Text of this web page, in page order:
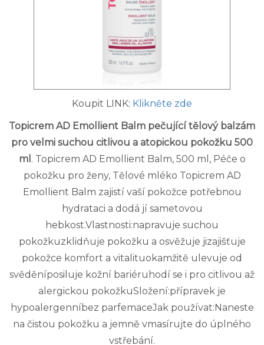
Koupit LINK: Klikněte zde
Topicrem AD Emollient Balm pečující tělový balzám
pro velmi suchou citlivou a atopickou pokožku 500
ml . Topicrem AD Emollient Balm, 500 ml, Péče o
pokožku pro ženy, Tělové mléko Topicrem AD
Emollient Balm zajistí vaší pokožce potřebnou
hydrataci a dodá jí sametovou
hebkost.Vlastnosti:napravuje suchou
pokožkuzklidňuje pokožku a osvěžuje jizajišťuje
pokožce komfort a vitalituokamžitě ulevuje od
svěděníposiluje kožní bariéruhodí se i pro citlivou až
alergickou pokožkuSložení:přípravek je
hypoalergenníbez parfemaceJak používat:Naneste
na čistou pokožku a jemně vmasírujte do úplného
vstřebání.